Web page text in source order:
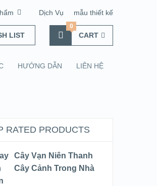
Dịch Vụ mẫu thiết kế
LIST CART
0
HƯỚNG DẪN LIÊN HỆ
RATED PRODUCTS
Cây Vạn Niên Thanh
Cây Cảnh Trong Nhà